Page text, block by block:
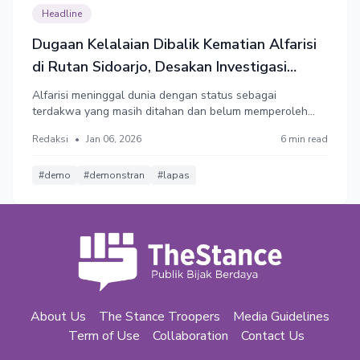
Headline
Dugaan Kelalaian Dibalik Kematian Alfarisi
di Rutan Sidoarjo, Desakan Investigasi
Independen Menguat
Alfarisi meninggal dunia dengan status sebagai
terdakwa yang masih ditahan dan belum memperoleh
informasi seluas-luasnya dan bertanggung jawab atas
Alfarisi.
Redaksi • Jan 06, 2026 6 min read
#demo #demonstran #lapas
About Us The Stance Troopers
Media Guidelines
Term of Use
Collaboration Contact Us